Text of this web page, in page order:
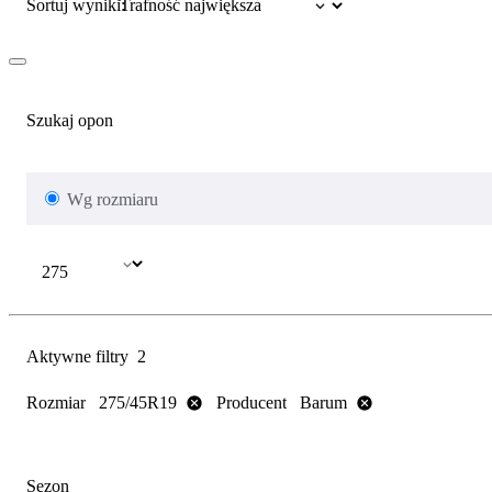
Sortuj wyniki:
Szukaj opon
Wg rozmiaru
Aktywne filtry 2
Rozmiar 275/45R19 Producent Barum
Sezon